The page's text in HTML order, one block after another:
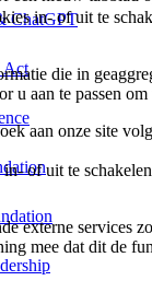
ChatGPT
Act
in- of uit te
die in
u aan te passen
aan onze site
of uit te
externe services
mee dat dit de